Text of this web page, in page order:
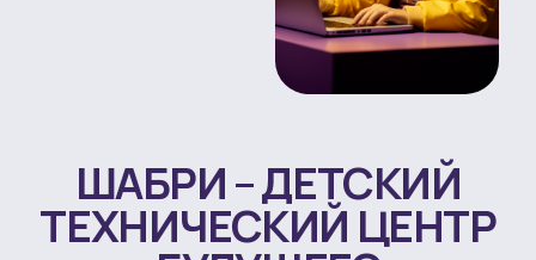
ШАБРИ – ДЕТСКИЙ
ТЕХНИЧЕСКИЙ ЦЕНТР
Первое пробное занятие —
бесплатно!